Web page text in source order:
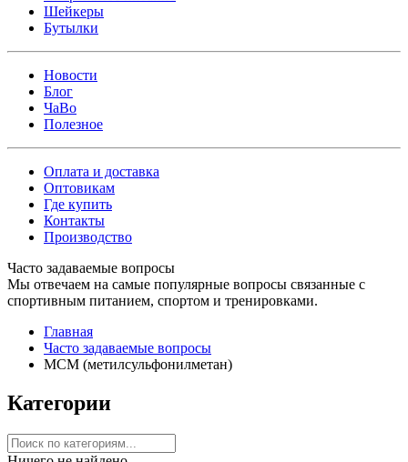
Шейкеры
Бутылки
Новости
Блог
ЧаВо
Полезное
Оплата и доставка
Оптовикам
Где купить
Контакты
Производство
Часто задаваемые вопросы
Мы отвечаем на самые популярные вопросы связанные с
спортивным питанием, спортом и тренировками.
Главная
Часто задаваемые вопросы
МСМ (метилсульфонилметан)
Категории